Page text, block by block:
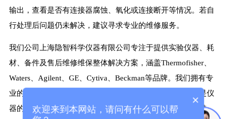
输出，查看是否有连接器腐蚀、氧化或连接断开等情况。若自
行处理后问题仍未解决，建议寻求专业的维修服务。
我们公司上海隐智科学仪器有限公司专注于提供实验仪器、耗
材、备件及售后维修维保整体解决方案，涵盖Thermofisher、
Waters、Agilent、GE、Cytiva、Beckman等品牌。我们拥有专
业的技术团队，提供维修、租赁、清灰保养等服务，无论是仪
器的日常维护还是疑难故障处理，都能为您提供可靠的支持。
×
欢迎来到本网站，请问有什么可以帮